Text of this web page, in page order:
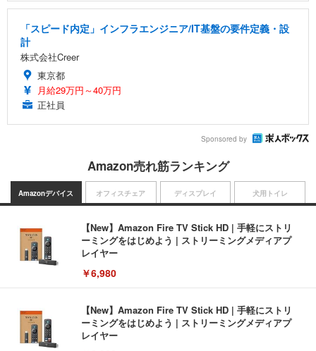
「スピード内定」インフラエンジニア/IT基盤の要件定義・設
計
株式会社Creer
東京都
月給29万円～40万円
正社員
Sponsored by
Amazon売れ筋ランキング
Amazonデバイス
【New】Amazon Fire TV Stick HD | 手軽にストリ
ーミングをはじめよう | ストリーミングメディアプ
レイヤー
￥6,980
【New】Amazon Fire TV Stick HD | 手軽にストリ
ーミングをはじめよう | ストリーミングメディアプ
レイヤー
オフィスチェア ディスプレイ 犬用トイレ